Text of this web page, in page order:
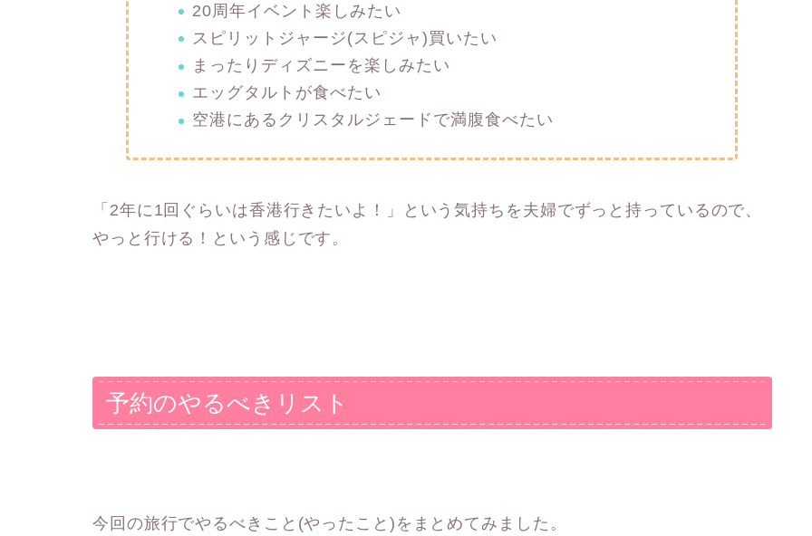
20周年イベント楽しみたい
スピリットジャージ(スピジャ)買いたい
まったりディズニーを楽しみたい
エッグタルトが食べたい
空港にあるクリスタルジェードで満腹食べたい
「2年に1回ぐらいは香港行きたいよ！」という気持ちを夫婦でずっと持っているので、
やっと行ける！という感じです。
予約のやるべきリスト
今回の旅行でやるべきこと(やったこと)をまとめてみました。